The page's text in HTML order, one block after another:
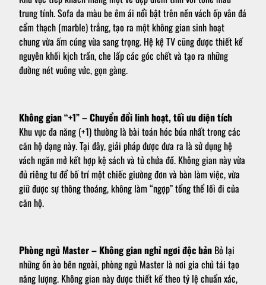
trung tính. Sofa da màu be êm ái nổi bật trên nền vách ốp vân đá
cẩm thạch (marble) trắng, tạo ra một không gian sinh hoạt
chung vừa ấm cúng vừa sang trọng. Hệ kệ TV cũng được thiết kế
nguyên khối kịch trần, che lấp các góc chết và tạo ra những
đường nét vuông vức, gọn gàng.
Không gian “+1” – Chuyển đổi linh hoạt, tối ưu diện tích
Khu vực đa năng (+1) thường là bài toán hóc búa nhất trong các
căn hộ dạng này. Tại đây, giải pháp được đưa ra là sử dụng hệ
vách ngăn mở kết hợp kệ sách và tủ chứa đồ. Không gian này vừa
đủ riêng tư để bố trí một chiếc giường đơn và bàn làm việc, vừa
giữ được sự thông thoáng, không làm “ngợp” tổng thể lối đi của
căn hộ.
Phòng ngủ Master – Không gian nghỉ ngơi độc bản Bỏ lại
những ồn ào bên ngoài, phòng ngủ Master là nơi gia chủ tái tạo
năng lượng. Không gian này được thiết kế theo tỷ lệ chuẩn xác,